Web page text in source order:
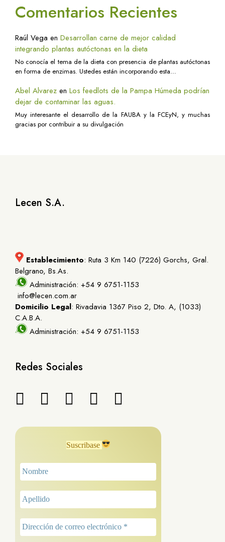
Comentarios Recientes
Raúl Vega en Desarrollan carne de mejor calidad
integrando plantas autóctonas en la dieta
No conocía el tema de la dieta con presencia de plantas autóctonas
en forma de enzimas. Ustedes están incorporando esta…
Abel Alvarez en Los feedlots de la Pampa Húmeda podrían
dejar de contaminar las aguas.
Muy interesante el desarrollo de la FAUBA y la FCEyN, y muchas
gracias por contribuir a su divulgación
Lecen S.A.
Establecimiento: Ruta 3 Km 140 (7226) Gorchs, Gral.
Belgrano, Bs.As.
Administración: +54 9 6751-1153
info@lecen.com.ar
Domicilio Legal: Rivadavia 1367 Piso 2, Dto. A, (1033)
C.A.B.A.
Administración: +54 9 6751-1153
Redes Sociales
Suscribase